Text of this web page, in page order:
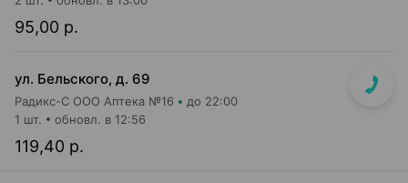
95,00 р.
ул. Бельского, д. 69
Радикс-С ООО Аптека №16 до 22:00
119,40 р.
1 шт. обновл. в 12:56